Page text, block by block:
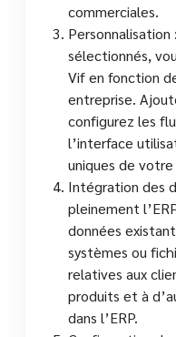
commerciales.
Personnalisation
sélectionnés,
Vif en fonction
entreprise.
configurez les
l’interface
uniques de
Intégration des
pleinement
données
systèmes ou
relatives aux
produits et à
dans l’ERP.